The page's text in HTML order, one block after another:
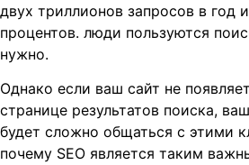
двух триллионов запросов в год
процентов. люди пользуются
нужно.
Однако если ваш сайт не
странице результатов поиска,
будет сложно общаться с этими
почему SEO является таким